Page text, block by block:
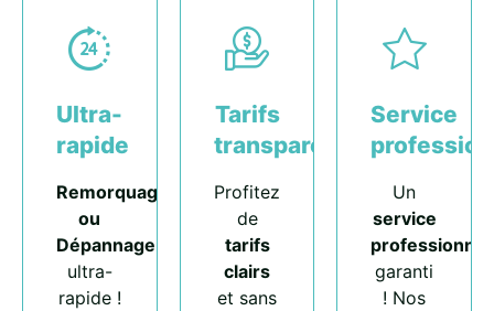
Ultra-
rapide
Remorquage
ou
Dépannage
ultra-
rapide !
Tarifs
transparents
Profitez
de
tarifs
clairs
et sans
Service
Un
service
professionnel
garanti
! Nos